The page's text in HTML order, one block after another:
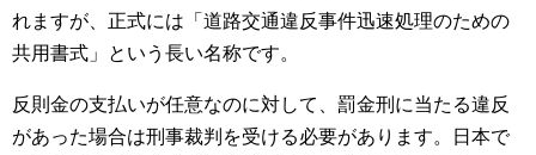
れますが、正式には「道路交通違反事件迅速処理のための
共用書式」という長い名称です。
反則金の支払いが任意なのに対して、罰金刑に当たる違反
があった場合は刑事裁判を受ける必要があります。日本で